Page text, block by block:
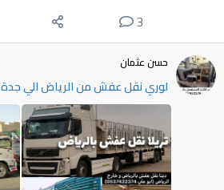
3
حسن عثمان
لوري نقل عفش من الرياض الي جدة 0537422374